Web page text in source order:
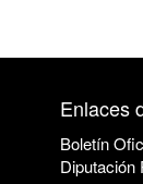
Enlaces
Boletín
Diputación